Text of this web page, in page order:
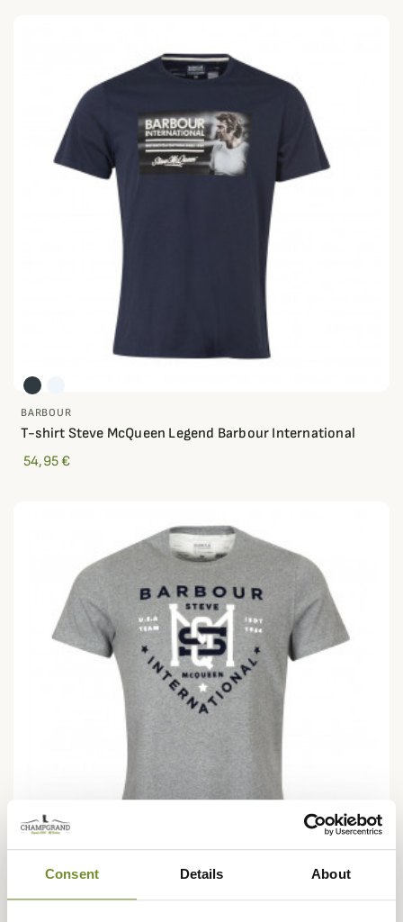
Consent Details About
BARBOUR
T-shirt Steve McQueen Legend Barbour International
54,95 €
BARBOUR